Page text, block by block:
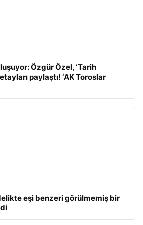
Özgür Özel, ‘Tarih
paylaştı! ‘AK Toroslar
eşi benzeri görülmemiş bir